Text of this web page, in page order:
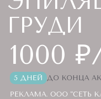
ГРУДИ
1000
5 ДНЕЙ
ДО КОНЦА
РЕКЛАМА. ООО "СЕТЬ